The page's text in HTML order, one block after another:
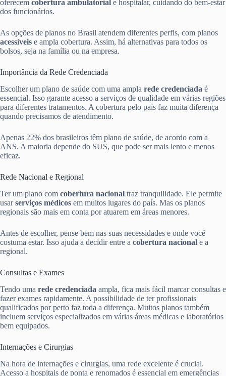
oferecem cobertura ambulatorial e hospitalar, cuidando do bem-estar
dos funcionários.
As opções de planos no Brasil atendem diferentes perfis, com planos
acessíveis e ampla cobertura. Assim, há alternativas para todos os
bolsos, seja na família ou na empresa.
Importância da Rede Credenciada
Escolher um plano de saúde com uma ampla rede credenciada é
essencial. Isso garante acesso a serviços de qualidade em várias regiões
para diferentes tratamentos. A cobertura pelo país faz muita diferença
quando precisamos de atendimento.
Apenas 22% dos brasileiros têm plano de saúde, de acordo com a
ANS. A maioria depende do SUS, que pode ser mais lento e menos
eficaz.
Rede Nacional e Regional
Ter um plano com cobertura nacional traz tranquilidade. Ele permite
usarserviços médicos em muitos lugares do país. Mas os planos
regionais são mais em conta por atuarem em áreas menores.
Antes de escolher, pense bem nas suas necessidades e onde você
costuma estar. Isso ajuda a decidir entre a cobertura nacional e a
regional.
Consultas e Exames
Tendo uma rede credenciada ampla, fica mais fácil marcar consultas e
fazer exames rapidamente. A possibilidade de ter profissionais
qualificados por perto faz toda a diferença. Muitos planos também
incluem serviços especializados em várias áreas médicas e laboratórios
bem equipados.
Internações e Cirurgias
Na hora de internações e cirurgias, uma rede excelente é crucial.
Acesso a hospitais de ponta e renomados é essencial em emergências